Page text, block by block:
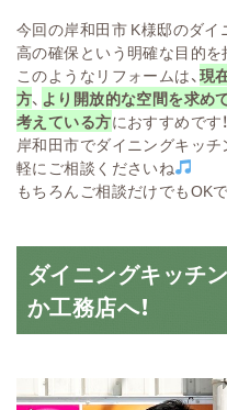
今回の岸和田市 K様邸のダイ
高の確保という明確な目的を
このようなリフォームは、現
方、 より開放的な空間を求め
考えている方におすすめです！
岸和田市でダイニングキッ
軽にご相談くださいね
もちろんご相談だけでもOK
ダイニングキッチ
か工務店へ！